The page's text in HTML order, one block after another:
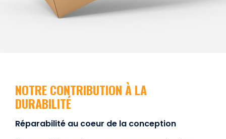
NOTRE CONTRIBUTION À LA
DURABILITÉ
Réparabilité au coeur de la conception